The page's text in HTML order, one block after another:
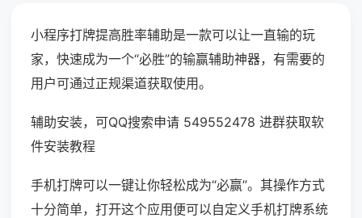
小程序打牌提高胜率辅助是一款可以让一直输的玩
家，快速成为一个“必胜”的输赢辅助神器，有需要的
用户可通过正规渠道获取使用。
辅助安装，可QQ搜索申请 549552478 进群获取软
件安装教程
手机打牌可以一键让你轻松成为“必赢”。其操作方式
十分简单，打开这个应用便可以自定义手机打牌系统